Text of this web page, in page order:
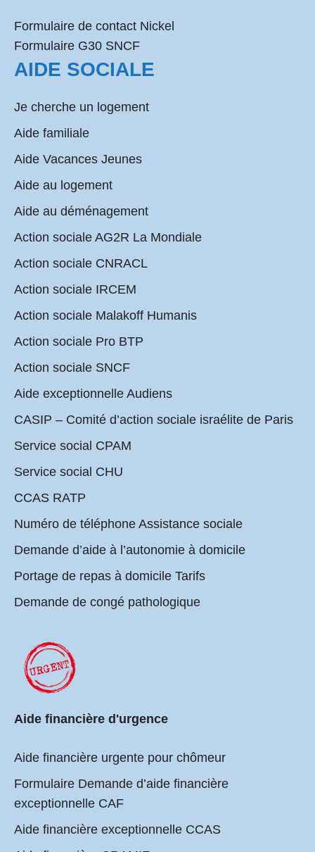
Formulaire de contact Nickel
Formulaire G30 SNCF
AIDE SOCIALE
Je cherche un logement
Aide familiale
Aide Vacances Jeunes
Aide au logement
Aide au déménagement
Action sociale AG2R La Mondiale
Action sociale CNRACL
Action sociale IRCEM
Action sociale Malakoff Humanis
Action sociale Pro BTP
Action sociale SNCF
Aide exceptionnelle Audiens
CASIP – Comité d’action sociale israélite de Paris
Service social CPAM
Service social CHU
CCAS RATP
Numéro de téléphone Assistance sociale
Demande d’aide à l’autonomie à domicile
Portage de repas à domicile Tarifs
Demande de congé pathologique
Aide financière d'urgence
Aide financière urgente pour chômeur
Formulaire Demande d’aide financière
exceptionnelle CAF
Aide financière exceptionnelle CCAS